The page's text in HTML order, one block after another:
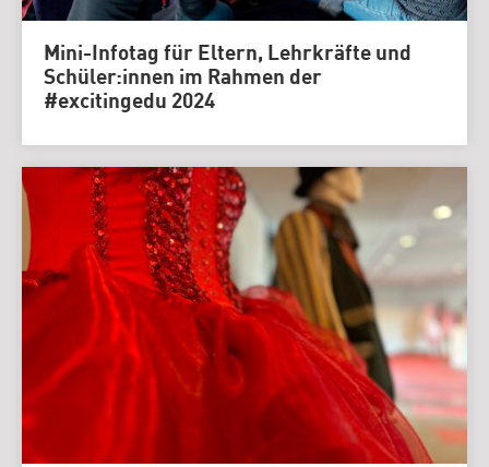
Mini-Infotag für Eltern, Lehrkräfte und
Schüler:innen im Rahmen der
#excitingedu 2024